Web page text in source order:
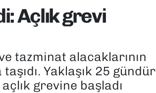
Açlık grevi
tazminat alacaklarının
Yaklaşık 25 gündür
grevine başladı